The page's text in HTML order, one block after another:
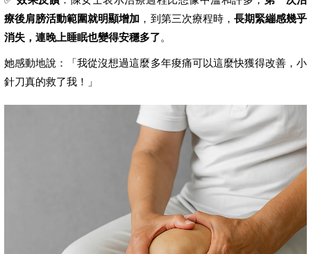
療後肩膀活動範圍就明顯增加 ，到第三次療程時， 長期緊繃感幾乎
消失，連晚上睡眠也變得安穩多了。
她感動地說：「我從沒想過這麼多年痠痛可以這麼快獲得改善，小
針刀真的救了我！」